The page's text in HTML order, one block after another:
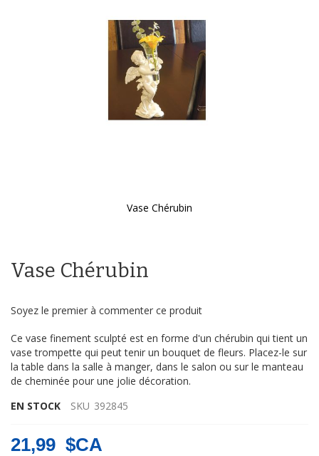
Vase Chérubin
de
la
d’images
Vase Chérubin
Soyez le premier à commenter ce produit
Ce vase finement sculpté est en forme d'un chérubin qui tient un
vase trompette qui peut tenir un bouquet de fleurs. Placez-le sur
la table dans la salle à manger, dans le salon ou sur le manteau
de cheminée pour une jolie décoration.
EN STOCK
SKU 392845
21,99 $CA